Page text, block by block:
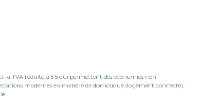
TVA réduite à 5.5 qui permettent des économies non
modernes en matière de domotique (logement connecté).